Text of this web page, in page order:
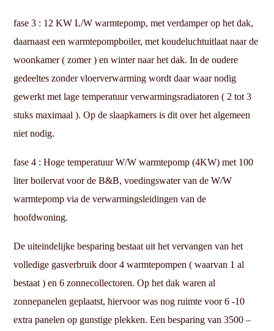
fase 3 : 12 KW L/W warmtepomp, met verdamper op het dak,
daarnaast een warmtepompboiler, met koudeluchtuitlaat naar de
woonkamer ( zomer ) en winter naar het dak. In de oudere
gedeeltes zonder vloerverwarming wordt daar waar nodig
gewerkt met lage temperatuur verwarmingsradiatoren ( 2 tot 3
stuks maximaal ). Op de slaapkamers is dit over het algemeen
niet nodig.
fase 4 : Hoge temperatuur W/W warmtepomp (4KW) met 100
liter boilervat voor de B&B, voedingswater van de W/W
warmtepomp via de verwarmingsleidingen van de
hoofdwoning.
De uiteindelijke besparing bestaat uit het vervangen van het
volledige gasverbruik door 4 warmtepompen ( waarvan 1 al
bestaat ) en 6 zonnecollectoren. Op het dak waren al
zonnepanelen geplaatst, hiervoor was nog ruimte voor 6 -10
extra panelen op gunstige plekken. Een besparing van 3500 –